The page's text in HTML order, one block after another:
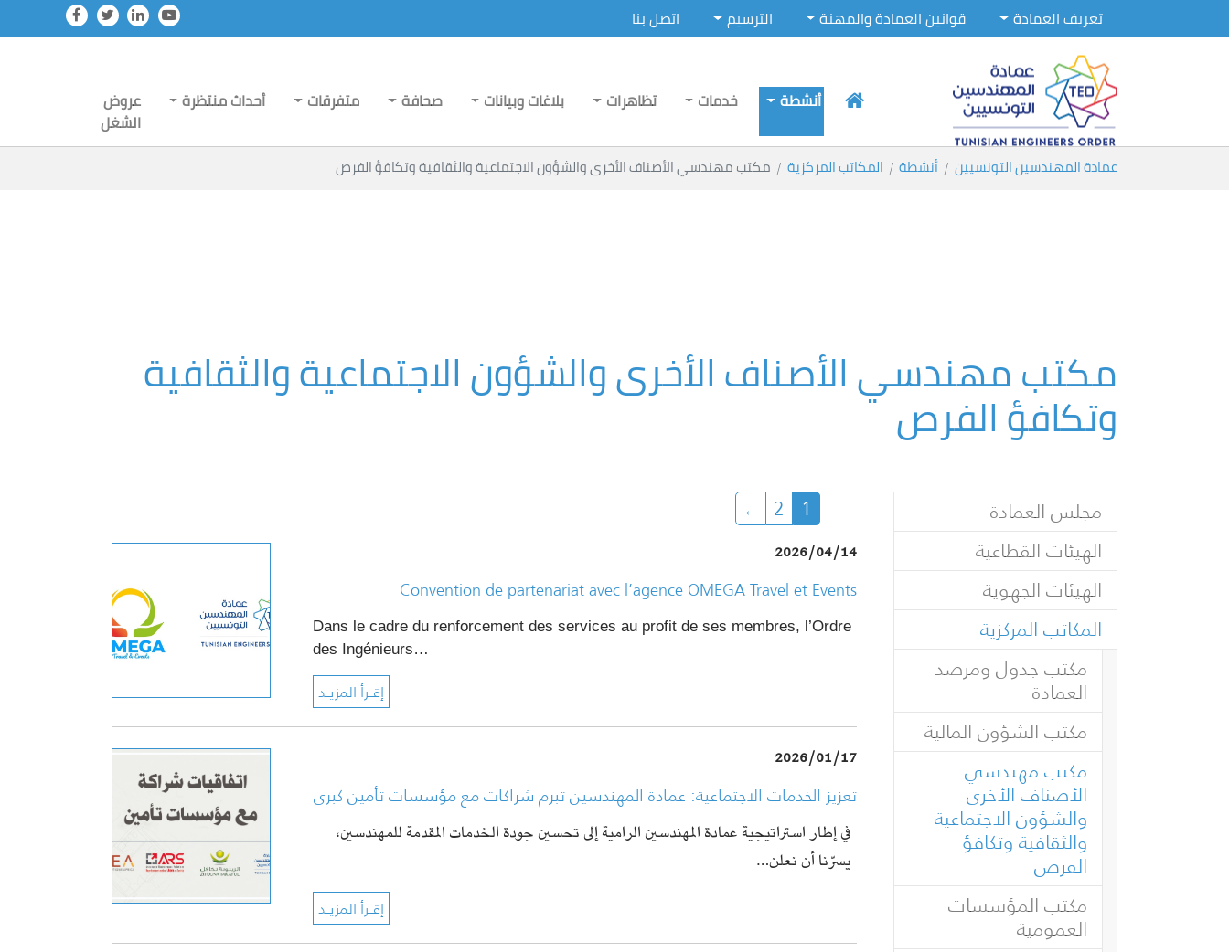
Skip to main content
تعريف العمادة قوانين العمادة والمهنة الترسيم اتصل بنا
أنشطة خدمات تظاهرات بلاغات وبيانات صحافة متفرقات أحداث منتظرة
عروض
الشغل
You are here:
عمادة المهندسين التونسيين أنشطة المكاتب المركزية مكتب مهندسي الأصناف الأخرى والشؤون الاجتماعية والثقافية وتكافؤ الفرص
مكتب مهندسي الأصناف الأخرى والشؤون الاجتماعية والثقافية
وتكافؤ الفرص
مجلس العمادة
الهيئات القطاعية
الهيئات الجهوية
المكاتب المركزية
مكتب جدول ومرصد
العمادة
مكتب الشؤون المالية
مكتب مهندسي
الأصناف الأخرى
والشؤون الاجتماعية
والثقافية وتكافؤ
الفرص
(current)
مكتب المؤسسات
العمومية
1
2
2026/04/14
Convention de partenariat avec l’agence OMEGA Travel et Events
Dans le cadre du renforcement des services au profit de ses membres, l’Ordre
des Ingénieurs…
2026/01/17
تعزيز الخدمات الاجتماعية: عمادة المهندسين تبرم شراكات مع مؤسسات تأمين كبرى
في إطار استراتيجية عمادة المهندسين الرامية إلى تحسين جودة الخدمات المقدمة للمهندسين،
يسرّنا أن نعلن…